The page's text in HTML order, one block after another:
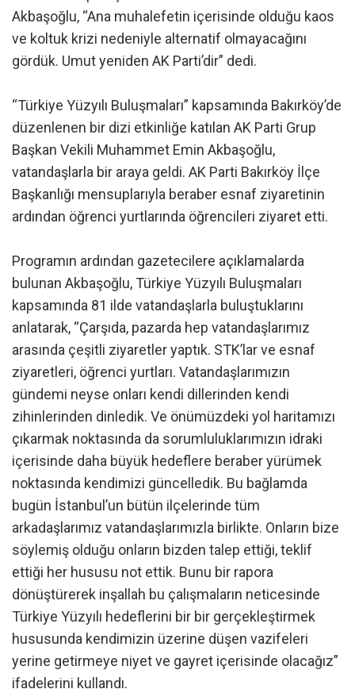
Akbaşoğlu, “Ana muhalefetin içerisinde olduğu kaos
ve koltuk krizi nedeniyle alternatif olmayacağını
gördük. Umut yeniden AK Parti’dir” dedi.
“Türkiye Yüzyılı Buluşmaları” kapsamında Bakırköy’de
düzenlenen bir dizi etkinliğe katılan AK Parti Grup
Başkan Vekili Muhammet Emin Akbaşoğlu,
vatandaşlarla bir araya geldi. AK Parti Bakırköy İlçe
Başkanlığı mensuplarıyla beraber esnaf ziyaretinin
ardından öğrenci yurtlarında öğrencileri ziyaret etti.
Programın ardından gazetecilere açıklamalarda
bulunan Akbaşoğlu, Türkiye Yüzyılı Buluşmaları
kapsamında 81 ilde vatandaşlarla buluştuklarını
anlatarak, “Çarşıda, pazarda hep vatandaşlarımız
arasında çeşitli ziyaretler yaptık. STK’lar ve esnaf
ziyaretleri, öğrenci yurtları. Vatandaşlarımızın
gündemi neyse onları kendi dillerinden kendi
zihinlerinden dinledik. Ve önümüzdeki yol haritamızı
çıkarmak noktasında da sorumluluklarımızın idraki
içerisinde daha büyük hedeflere beraber yürümek
noktasında kendimizi güncelledik. Bu bağlamda
bugün İstanbul’un bütün ilçelerinde tüm
arkadaşlarımız vatandaşlarımızla birlikte. Onların bize
söylemiş olduğu onların bizden talep ettiği, teklif
ettiği her hususu not ettik. Bunu bir rapora
dönüştürerek inşallah bu çalışmaların neticesinde
Türkiye Yüzyılı hedeflerini bir bir gerçekleştirmek
hususunda kendimizin üzerine düşen vazifeleri
yerine getirmeye niyet ve gayret içerisinde olacağız”
ifadelerini kullandı.